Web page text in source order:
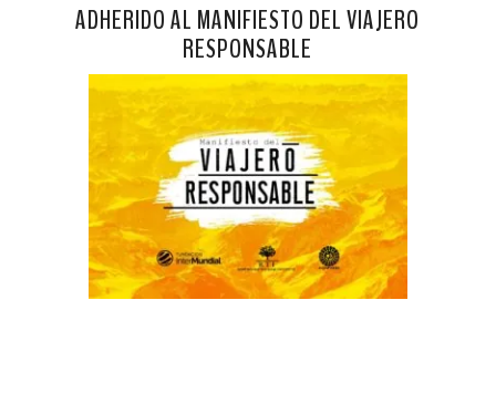
ADHERIDO AL MANIFIESTO DEL VIAJERO
RESPONSABLE